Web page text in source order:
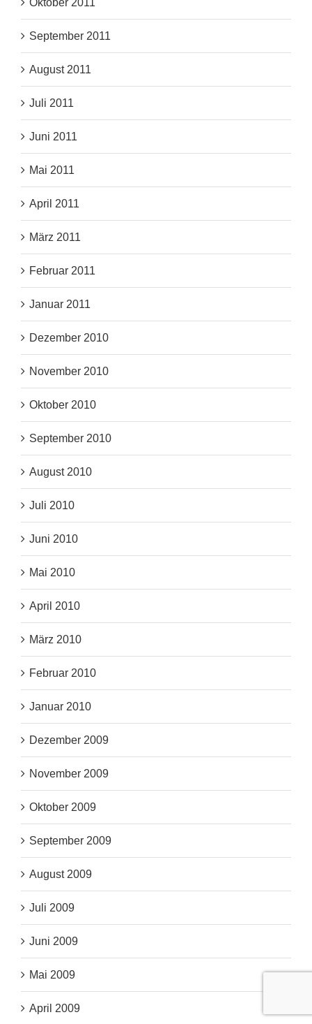
September 2011
August 2011
Juli 2011
Juni 2011
Mai 2011
April 2011
März 2011
Februar 2011
Januar 2011
Dezember 2010
November 2010
Oktober 2010
September 2010
August 2010
Juli 2010
Juni 2010
Mai 2010
April 2010
März 2010
Februar 2010
Januar 2010
Dezember 2009
November 2009
Oktober 2009
September 2009
August 2009
Juli 2009
Juni 2009
Mai 2009
April 2009